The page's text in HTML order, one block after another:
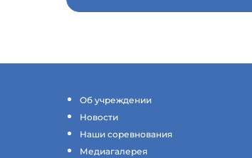
Об учреждении
Новости
Наши соревнования
Медиагалерея